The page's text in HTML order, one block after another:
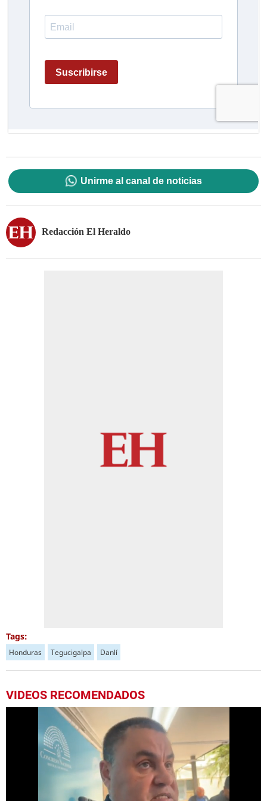
Unirme al canal de noticias
Redacción El Heraldo
Tags:
Honduras Tegucigalpa Danlí
VIDEOS RECOMENDADOS